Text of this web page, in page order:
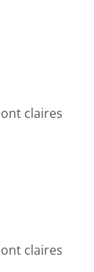
claires
claires